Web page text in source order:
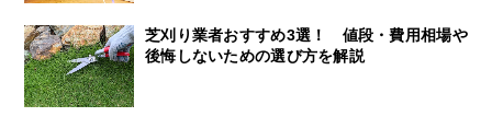
芝刈り業者おすすめ3選！ 値段・費用相場や
後悔しないための選び方を解説